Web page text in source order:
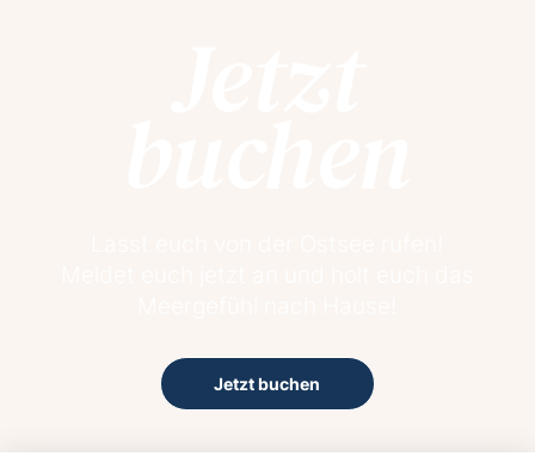
Jetzt buchen